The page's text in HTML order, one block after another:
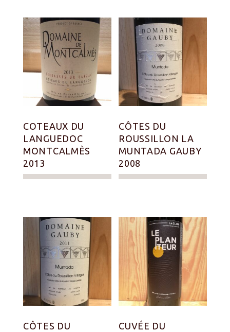
COTEAUX DU
LANGUEDOC
MONTCALMÈS
2013
CÔTES DU
ROUSSILLON LA
MUNTADA GAUBY
2008
CÔTES DU
CUVÉE DU